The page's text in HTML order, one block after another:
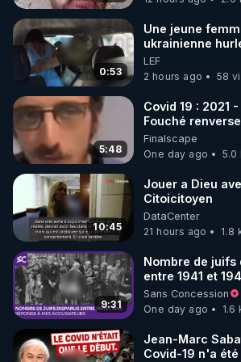
À travers ses voyages auprès de
traditionnels en parfaite santé
identifie un mystérieux nutriment,
dans leur alimentation vivante et
qu’il nomme « Facteur X » –
comme la vitamine K2.
Cette substance joue un rôle clé
reminéralisation des dents, en
vers les os et en empêchant son
tissus mous.
Mais la K2 n’agit pas seule : elle
synergie avec d’autres
comme les vitamines D, A, C et le
chacun jouant un rôle précis dans
dentaire, la santé des gencives et
du corps.
0:53
Une jeune
ukrainienne
son ptit ami est
enlevé par
LEF
2 hours ago
58
5:48
Covid 19 : 2021
Fouché
de CNews !
Finalscape
One day ago
5.0
10:45
Jouer a Dieu
Citoicitoyen
DataCenter
21 hours ago
1.8
9:31
Nombre de juifs
entre 1941 et
à mes
Sans Concession
One day ago
1.6
Jean-Marc
Covid-19 n'a été